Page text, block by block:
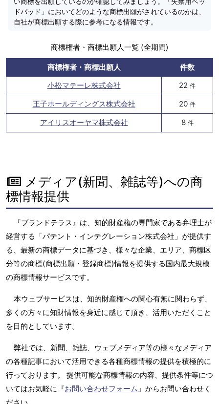
ドパッド」においてどのような商標出願がされているのかは、
自社が商標出願する際に参考になる情報です。
商標権者・商標出願人一覧 (全期間)
商標権者・商標出願人
件数
小松マテーレ株式会社
22 件
王子ホールディングス株式会社 20 件
アイリスオーヤマ株式会社 8 件
メディア(新聞、雑誌等)への商
標情報提供
『ブランドテラス』は、知的財産権の専門家である弁理士が
経営する「パテント・インテグレーション株式会社」が提供す
る、最新の商標データに基づき、様々な企業、エリア、商標区
分等の商標(商標出願・登録商標)情報を提供する国内最大規模
の商標情報サービスです。
本ウェブサービスは、知的財産権への関心有無に関わらず、
多くの方々に知財情報を身近に感じて頂き、活用いただくこと
を目的としています。
弊社では、新聞、雑誌、ウェブメディア等の様々なメディア
の各種記事において活用できる各種商標情報の提供を積極的に
行っております。 提供可能な商標情報の内容、提供条件等につ
いてはお気軽に『お問い合わせフォーム』からお問い合わせく